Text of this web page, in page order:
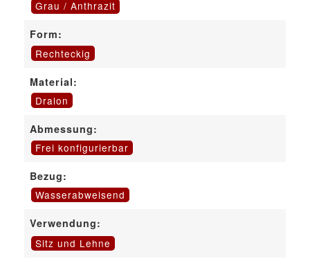
Grau / Anthrazit
Form:
Rechteckig
Material:
Dralon
Abmessung:
Frei konfigurierbar
Bezug:
Wasserabweisend
Verwendung:
Sitz und Lehne